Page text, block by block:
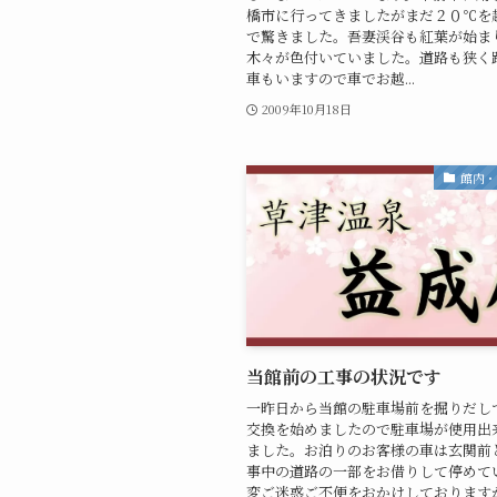
橋市に行ってきましたがまだ２０℃を
で驚きました。吾妻渓谷も紅葉が始ま
木々が色付いていました。道路も狭く
車もいますので車でお越...
2009年10月18日
館内
当館前の工事の状況です
一昨日から当館の駐車場前を掘りだし
交換を始めましたので駐車場が使用出
ました。お泊りのお客様の車は玄関前
事中の道路の一部をお借りして停めて
変ご迷惑ご不便をおかけしております